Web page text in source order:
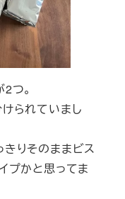
つ。
られていまし
りそのままビス
プかと思ってま